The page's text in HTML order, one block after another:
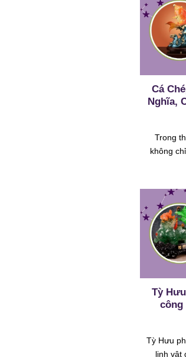
Cá
Nghĩa,
Trong
không
Tỳ
công
Tỳ Hưu
linh vật